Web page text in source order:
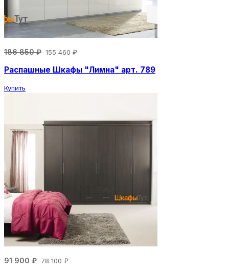
186 850 ₽ 155 460 ₽
Распашные Шкафы "Лимна" арт. 789
Купить
91 900 ₽ 78 100 ₽